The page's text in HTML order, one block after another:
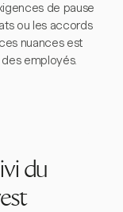
de pause
ou les accords
nuances est
employés.
du